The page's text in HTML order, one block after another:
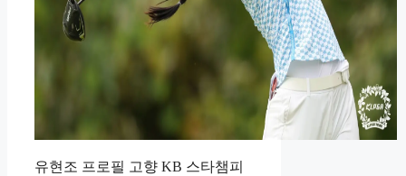
유현조 프로필 고향 KB 스타챔피